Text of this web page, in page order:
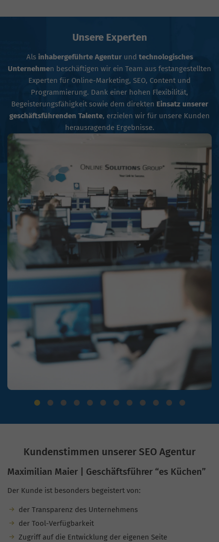
Unsere Experten
Alsinhabergeführte Agenturund technologisches
Unternehmen beschäftigen wir ein Team aus festangestellten
Experten für Online-Marketing, SEO, Content und
Programmierung. Dank einer hohen Flexibilität,
Begeisterungsfähigkeit sowie dem direkten Einsatz unserer
geschäftsführenden Talente, erzielen wir für unsere Kunden
herausragende Ergebnisse.
Kundenstimmen unserer SEO Agentur
Maximilian Maier | Geschäftsführer “es Küchen”
Der Kunde ist besonders begeistert von:
der Transparenz des Unternehmens
der Tool-Verfügbarkeit
Zugriff auf die Entwicklung der eigenen Seite